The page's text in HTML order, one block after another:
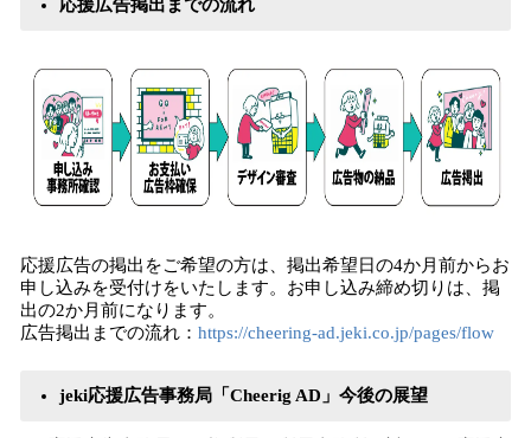
応援広告掲出までの流れ
応援広告の掲出をご希望の方は、掲出希望日の4か月前からお
申し込みを受付けをいたします。お申し込み締め切りは、掲
出の2か月前になります。
広告掲出までの流れ： https://cheering-ad.jeki.co.jp/pages/flow
jeki応援広告事務局「Cheerig AD」今後の展望